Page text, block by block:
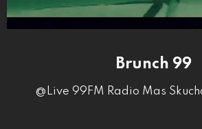
Brunch 99
@Live 99FM Radio Mas